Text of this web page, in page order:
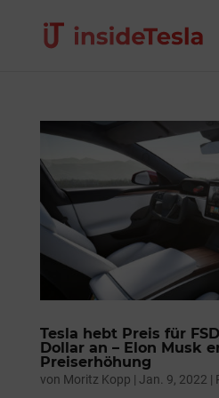
Tesla hebt Preis für
Dollar an – Elon Musk
Preiserhöhung
von Moritz Kopp | Jan. 9, 2022 |